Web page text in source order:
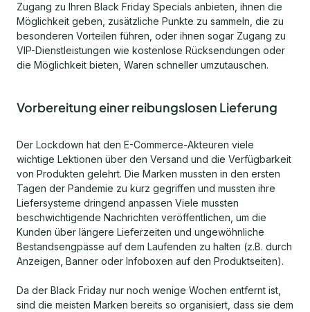
Zugang zu Ihren Black Friday Specials anbieten, ihnen die
Möglichkeit geben, zusätzliche Punkte zu sammeln, die zu
besonderen Vorteilen führen, oder ihnen sogar Zugang zu
VIP-Dienstleistungen wie kostenlose Rücksendungen oder
die Möglichkeit bieten, Waren schneller umzutauschen.
Vorbereitung einer reibungslosen Lieferung
Der Lockdown hat den E-Commerce-Akteuren viele
wichtige Lektionen über den Versand und die Verfügbarkeit
von Produkten gelehrt. Die Marken mussten in den ersten
Tagen der Pandemie zu kurz gegriffen und mussten ihre
Liefersysteme dringend anpassen Viele mussten
beschwichtigende Nachrichten veröffentlichen, um die
Kunden über längere Lieferzeiten und ungewöhnliche
Bestandsengpässe auf dem Laufenden zu halten (z.B. durch
Anzeigen, Banner oder Infoboxen auf den Produktseiten).
Da der Black Friday nur noch wenige Wochen entfernt ist,
sind die meisten Marken bereits so organisiert, dass sie dem